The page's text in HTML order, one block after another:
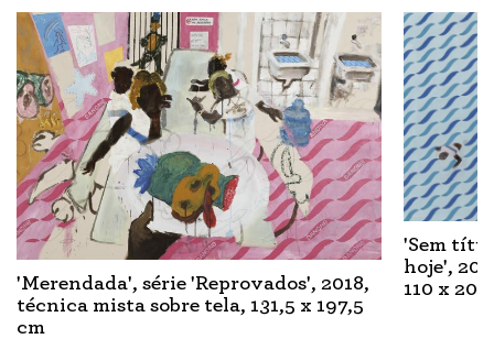
'Merendada', série 'Reprovados', 2018,
técnica mista sobre tela, 131,5 x 197,5
cm
'Sem
hoje',
110 x 201